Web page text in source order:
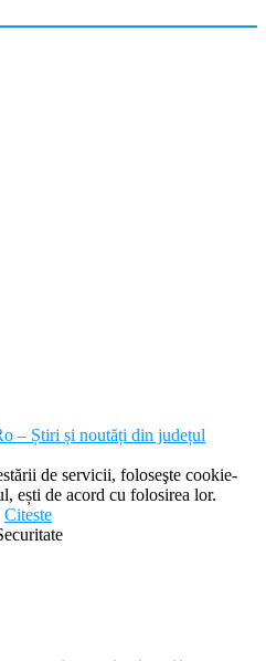
– Știri și noutăți din județul
de servicii, foloseşte cookie-
ești de acord cu folosirea lor.
Citeste